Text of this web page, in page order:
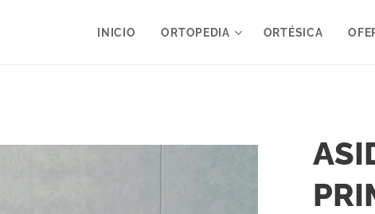
INICIO ORTOPEDIA ORTÉSICA